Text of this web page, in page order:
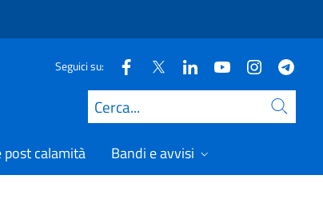
Seguici su:
Cerca
calamità Bandi e avvisi